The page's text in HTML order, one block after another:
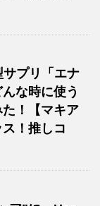
プリ「エナ
な時に使う
！【マキア
！推しコ